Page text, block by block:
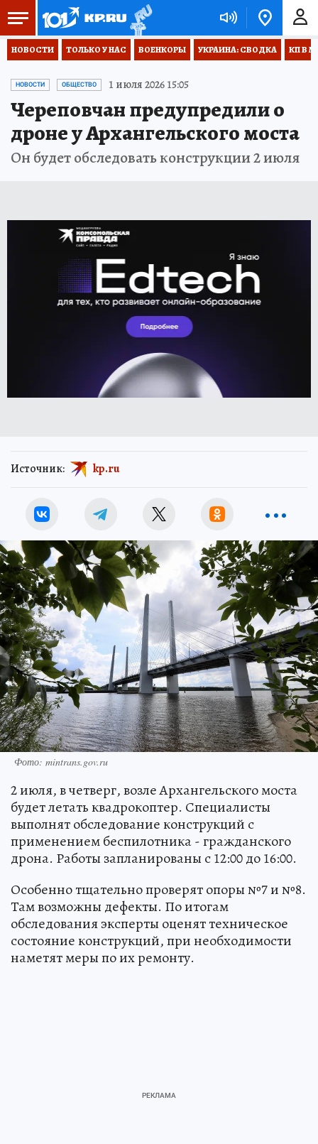
НОВОСТИ ТОЛЬКО У НАС ВОЕНКОРЫ УКРАИНА: СВОДКА КП В
НОВОСТИ ОБЩЕСТВО 1 июля 2026 15:05
Череповчан предупредили о
дроне у Архангельского моста
Он будет обследовать конструкции 2 июля
Источник: kp.ru
Фото: mintrans.gov.ru
2 июля, в четверг, возле Архангельского моста
будет летать квадрокоптер. Специалисты
выполнят обследование конструкций с
применением беспилотника - гражданского
дрона. Работы запланированы с 12:00 до 16:00.
Особенно тщательно проверят опоры №7 и №8.
Там возможны дефекты. По итогам
обследования эксперты оценят техническое
состояние конструкций, при необходимости
наметят меры по их ремонту.